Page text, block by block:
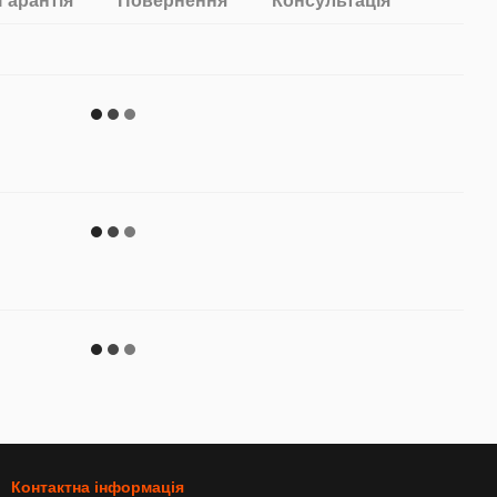
Контактна інформація